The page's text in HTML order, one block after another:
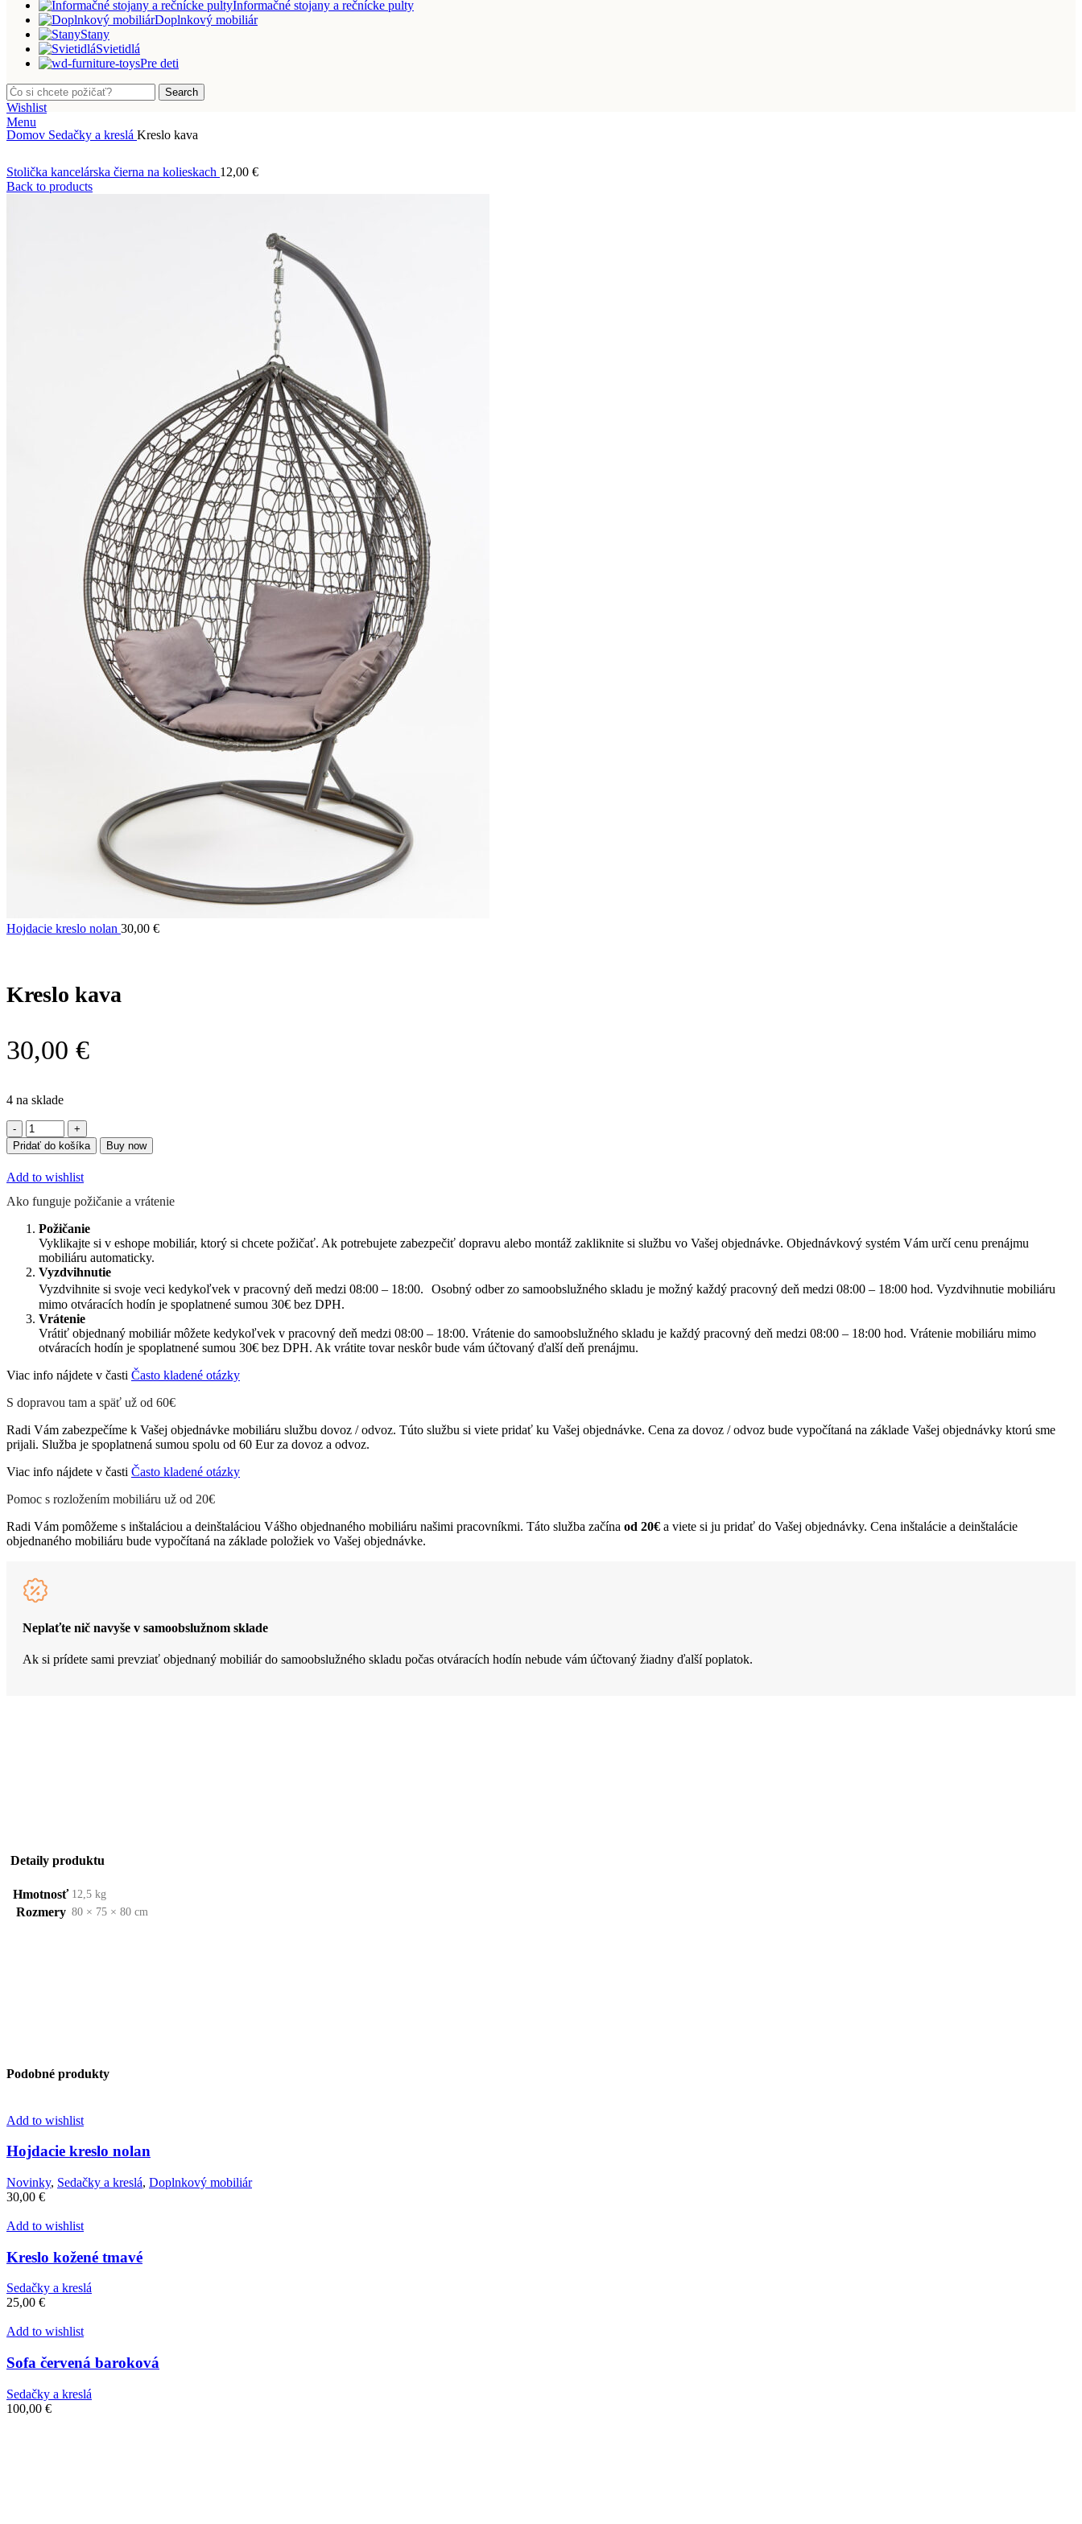
Informačné stojany a rečnícke pulty
Doplnkový mobiliár
Stany
Svietidlá
Pre deti
Search
Wishlist
Menu
Domov Sedačky a kreslá Kreslo kava
Stolička kancelárska čierna na kolieskach 12,00 €
Back to products
Hojdacie kreslo nolan 30,00 €
Kreslo kava
30,00 €
4 na sklade
množstvo
Kreslo
kava
Pridať do košíka Buy now
Add to wishlist
Ako funguje požičanie a vrátenie
Požičanie
Vyklikajte si v eshope mobiliár, ktorý si chcete požičať. Ak potrebujete zabezpečiť dopravu alebo montáž zakliknite si službu vo Vašej objednávke. Objednávkový systém Vám určí cenu prenájmu
mobiliáru automaticky.
Vyzdvihnutie
Vyzdvihnite si svoje veci kedykoľvek v pracovný deň medzi 08:00 – 18:00. Osobný odber zo samoobslužného skladu je možný každý pracovný deň medzi 08:00 – 18:00 hod. Vyzdvihnutie mobiliáru
mimo otváracích hodín je spoplatnené sumou 30€ bez DPH.
Vrátenie
Vrátiť objednaný mobiliár môžete kedykoľvek v pracovný deň medzi 08:00 – 18:00. Vrátenie do samoobslužného skladu je každý pracovný deň medzi 08:00 – 18:00 hod. Vrátenie mobiliáru mimo
otváracích hodín je spoplatnené sumou 30€ bez DPH. Ak vrátite tovar neskôr bude vám účtovaný ďalší deň prenájmu.
Viac info nájdete v časti Často kladené otázky
S dopravou tam a späť už od 60€
Radi Vám zabezpečíme k Vašej objednávke mobiliáru službu dovoz / odvoz. Túto službu si viete pridať ku Vašej objednávke. Cena za dovoz / odvoz bude vypočítaná na základe Vašej objednávky ktorú sme
prijali. Služba je spoplatnená sumou spolu od 60 Eur za dovoz a odvoz.
Viac info nájdete v časti Často kladené otázky
Pomoc s rozložením mobiliáru už od 20€
Radi Vám pomôžeme s inštaláciou a deinštaláciou Vášho objednaného mobiliáru našimi pracovníkmi. Táto služba začína od 20€ a viete si ju pridať do Vašej objednávky. Cena inštalácie a deinštalácie
objednaného mobiliáru bude vypočítaná na základe položiek vo Vašej objednávke.
Neplaťte nič navyše v samoobslužnom sklade
Ak si prídete sami prevziať objednaný mobiliár do samoobslužného skladu počas otváracích hodín nebude vám účtovaný žiadny ďalší poplatok.
Detaily produktu
Hmotnosť 12,5 kg
Rozmery 80 × 75 × 80 cm
Podobné produkty
Add to wishlist
Hojdacie kreslo nolan
Novinky, Sedačky a kreslá, Doplnkový mobiliár
30,00 €
Add to wishlist
Kreslo kožené tmavé
Sedačky a kreslá
25,00 €
Add to wishlist
Sofa červená baroková
Sedačky a kreslá
100,00 €